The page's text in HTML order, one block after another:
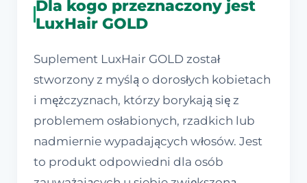
Dla kogo przeznaczony jest
LuxHair GOLD
Suplement LuxHair GOLD został
stworzony z myślą o dorosłych kobietach
i mężczyznach, którzy borykają się z
problemem osłabionych, rzadkich lub
nadmiernie wypadających włosów. Jest
to produkt odpowiedni dla osób